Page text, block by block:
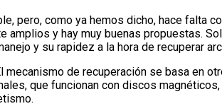
pero, como ya hemos dicho, hace falta
amplios y hay muy buenas propuestas.
y su rapidez a la hora de recuperar
mecanismo de recuperación se basa en
que funcionan con discos